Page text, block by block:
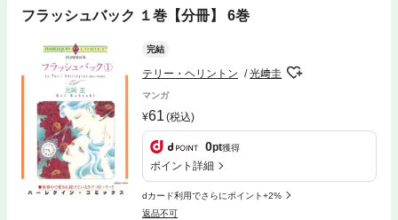
フラッシュバック １巻【分冊】 6巻
完結
テリー・ヘリントン 光﨑圭
マンガ
61 (税込)
0pt獲得
ポイント詳細
dカード利用でさらにポイント+2%
返品不可